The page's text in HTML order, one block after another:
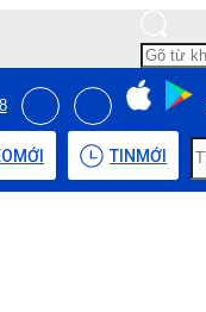
MỚI TIN MỚI